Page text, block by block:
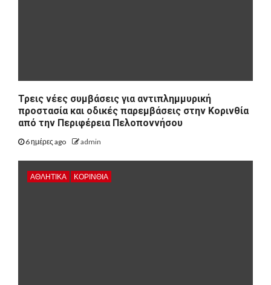
Τρεις νέες συμβάσεις για αντιπλημμυρική
προστασία και οδικές παρεμβάσεις στην Κορινθία
από την Περιφέρεια Πελοποννήσου
6 ημέρες ago admin
ΑΘΛΗΤΙΚΑ ΚΟΡΙΝΘΊΑ